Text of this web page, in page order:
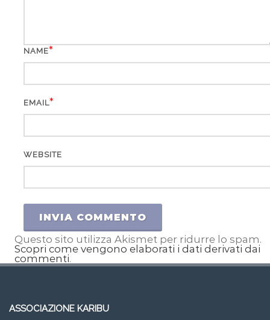
NAME*
EMAIL*
WEBSITE
Questo sito utilizza Akismet per ridurre lo spam.
Scopri come vengono elaborati i dati derivati dai
commenti.
ASSOCIAZIONE KARIBU